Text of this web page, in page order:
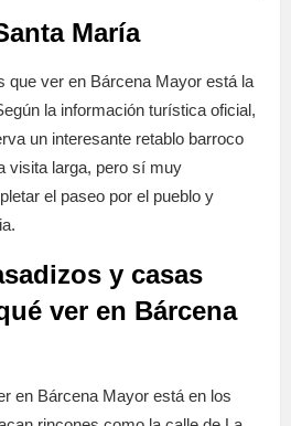
María
que ver en Bárcena Mayor está la
la información turística oficial,
un interesante retablo barroco
visita larga, pero sí muy
el paseo por el pueblo y
y casas
ver en Bárcena
en Bárcena Mayor está en los